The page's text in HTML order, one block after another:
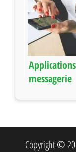
messagerie
Copyright ©